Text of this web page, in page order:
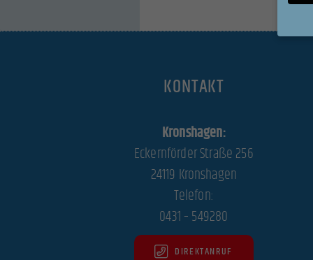
KONTAKT
Kronshagen:
Eckernförder Straße 256
24119 Kronshagen
Telefon:
0431 – 549280
DIREKTANRUF
Ihre
Wir
und
Hier